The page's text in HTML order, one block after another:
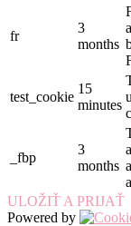
fr
3
months
test_cookie
15
minutes
_fbp
3
months
ULOŽIŤ A PRIJAŤ
Powered by